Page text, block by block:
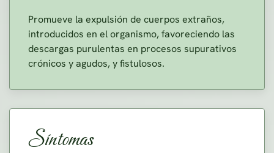
Promueve la expulsión de cuerpos extraños,
introducidos en el organismo, favoreciendo las
descargas purulentas en procesos supurativos
crónicos y agudos, y fistulosos.
Síntomas